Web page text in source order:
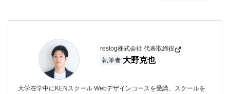
reslog株式会社 代表取締役
執筆者 大野克也
大学在学中にKENスクール Webデザインコースを受講。スクールを